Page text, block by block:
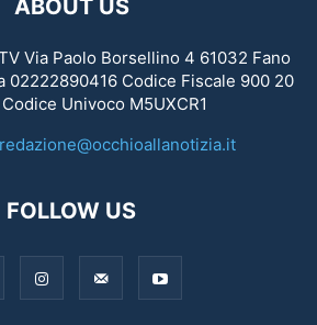
ABOUT US
Via Paolo Borsellino 4 61032 Fano
02222890416 Codice Fiscale 900 20
Univoco M5UXCR1
redazione@occhioallanotizia.it
FOLLOW US